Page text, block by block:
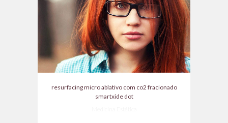
resurfacing micro ablativo com co2 fracionado
smartxide dot